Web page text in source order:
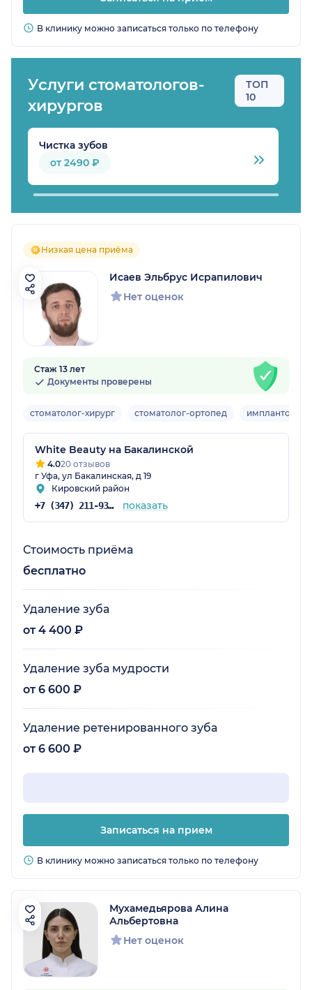
В клинику можно записаться только по телефону
Услуги стоматологов-
хирургов
ТОП
10
Чистка зубов
от 2490 ₽
Низкая цена приёма
Исаев Эльбрус Исрапилович
Нет оценок
Стаж 13 лет
Документы проверены
стоматолог-хирург стоматолог-ортопед имплантолог
White Beauty на Бакалинской
4.020 отзывов
г Уфа, ул Бакалинская, д 19
Кировский район
+7 (347) 211-93-68 показать
Стоимость приёма
бесплатно
Удаление зуба
от 4 400 ₽
Удаление зуба мудрости
от 6 600 ₽
Удаление ретенированного зуба
от 6 600 ₽
Записаться на прием
В клинику можно записаться только по телефону
Мухамедьярова Алина
Альбертовна
Нет оценок